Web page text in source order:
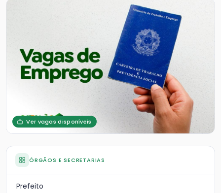
Ver vagas disponíveis
ÓRGÃOS E SECRETARIAS
Prefeito